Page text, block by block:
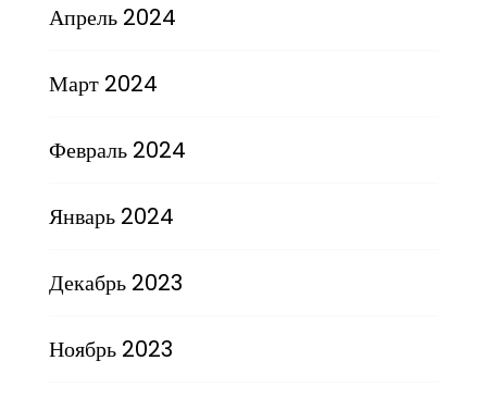
Апрель 2024
Март 2024
Февраль 2024
Январь 2024
Декабрь 2023
Ноябрь 2023